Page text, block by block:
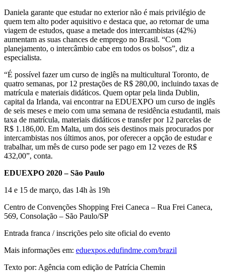
Daniela garante que estudar no exterior não é mais privilégio de
quem tem alto poder aquisitivo e destaca que, ao retornar de uma
viagem de estudos, quase a metade dos intercambistas (42%)
aumentam as suas chances de emprego no Brasil. “Com
planejamento, o intercâmbio cabe em todos os bolsos”, diz a
especialista.
“É possível fazer um curso de inglês na multicultural Toronto, de
quatro semanas, por 12 prestações de R$ 280,00, incluindo taxas de
matrícula e materiais didáticos. Quem optar pela linda Dublin,
capital da Irlanda, vai encontrar na EDUEXPO um curso de inglês
de seis meses e meio com uma semana de residência estudantil, mais
taxa de matrícula, materiais didáticos e transfer por 12 parcelas de
R$ 1.186,00. Em Malta, um dos seis destinos mais procurados por
intercambistas nos últimos anos, por oferecer a opção de estudar e
trabalhar, um mês de curso pode ser pago em 12 vezes de R$
432,00”, conta.
EDUEXPO 2020 – São Paulo
14 e 15 de março, das 14h às 19h
Centro de Convenções Shopping Frei Caneca – Rua Frei Caneca,
569, Consolação – São Paulo/SP
Entrada franca / inscrições pelo site oficial do evento
Mais informações em: eduexpos.edufindme.com/brazil
Texto por: Agência com edição de Patrícia Chemin